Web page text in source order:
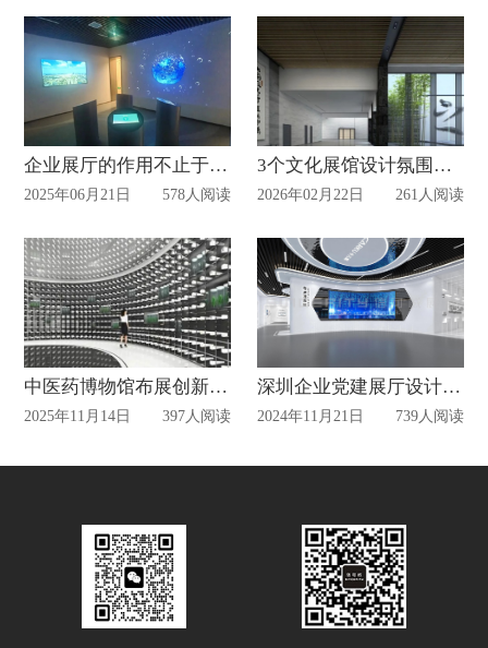
企业展厅的作用不止于展示，更是驱动增长的品牌磁场
2025年06月21日 578人阅读
3个文化展馆设计氛围感拉满
2026年02月22日 261人阅读
中医药博物馆布展创新路径探析
2025年11月14日 397人阅读
深圳企业党建展厅设计价格与展厅设计公司选择攻略
2024年11月21日 739人阅读